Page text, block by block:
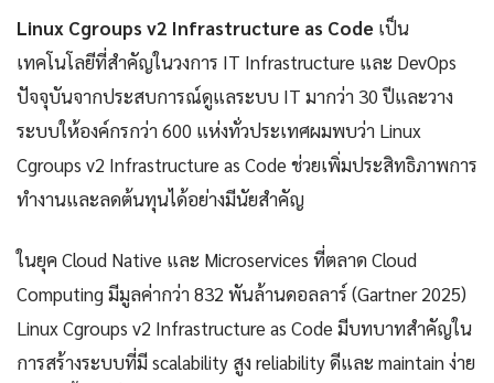
Linux Cgroups v2 Infrastructure as Code เป็น
เทคโนโลยีที่สำคัญในวงการ IT Infrastructure และ DevOps
ปัจจุบันจากประสบการณ์ดูแลระบบ IT มากว่า 30 ปีและวาง
ระบบให้องค์กรกว่า 600 แห่งทั่วประเทศผมพบว่า Linux
Cgroups v2 Infrastructure as Code ช่วยเพิ่มประสิทธิภาพการ
ทำงานและลดต้นทุนได้อย่างมีนัยสำคัญ
ในยุค Cloud Native และ Microservices ที่ตลาด Cloud
Computing มีมูลค่ากว่า 832 พันล้านดอลลาร์ (Gartner 2025)
Linux Cgroups v2 Infrastructure as Code มีบทบาทสำคัญใน
การสร้างระบบที่มี scalability สูง reliability ดีและ maintain ง่าย